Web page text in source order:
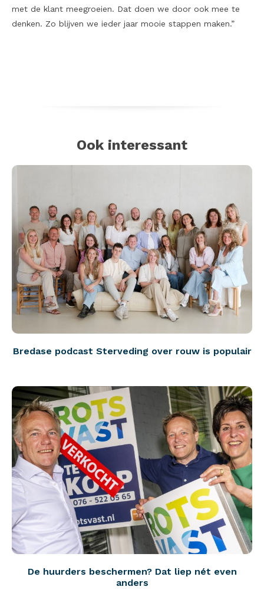
met de klant meegroeien. Dat doen we door ook mee te
denken. Zo blijven we ieder jaar mooie stappen maken.”
Ook interessant
Bredase podcast Sterveding over rouw is populair
De huurders beschermen? Dat liep nét even
anders